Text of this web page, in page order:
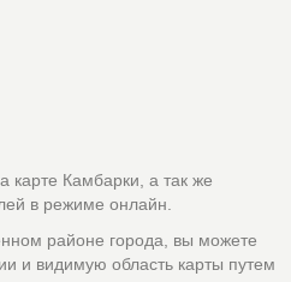
карте Камбарки, а так же
в режиме онлайн.
районе города, вы можете
и видимую область карты путем